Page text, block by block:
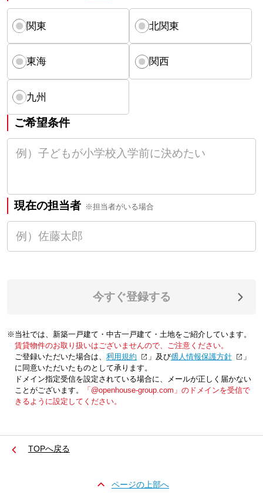
関東 北関東
東海 関西
九州
ご希望条件
現在の担当者 ※担当者がいる場合
今すぐ登録する
※当社では、新築一戸建て・中古一戸建て・土地をご紹介しています。
賃貸物件のお取り扱いはございませんので、ご注意ください。
ご登録いただいた場合は、「利用規約 」及び「個人情報保護方針
」
に同意いただいたものとして承ります。
ドメイン指定受信を設定されている場合に、メールが正しく届かない
ことがございます。
「@openhouse-group.com」のドメインを受信で
きるように設定してください。
TOPへ戻る
ページの上部へ